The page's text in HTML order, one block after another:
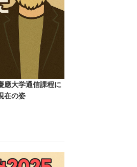
應大学通信課程に
在の姿